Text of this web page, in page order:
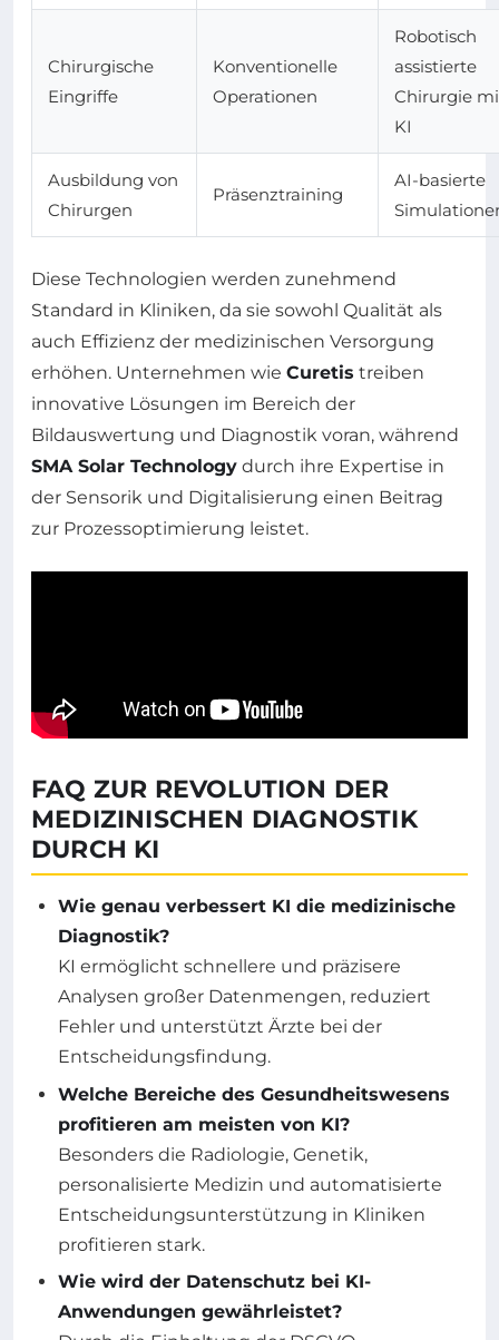
Chirurgische
Eingriffe
Konventionelle
Operationen
Robotisch
assistierte
Chirurgie
KI
Ausbildung von
Chirurgen
Präsenztraining
AI-basierte
Diese Technologien werden zunehmend
Standard in Kliniken, da sie sowohl Qualität als
auch Effizienz der medizinischen Versorgung
erhöhen. Unternehmen wie Curetis treiben
innovative Lösungen im Bereich der
Bildauswertung und Diagnostik voran, während
SMA Solar Technology durch ihre Expertise in
der Sensorik und Digitalisierung einen Beitrag
zur Prozessoptimierung leistet.
FAQ ZUR REVOLUTION DER
MEDIZINISCHEN DIAGNOSTIK
DURCH KI
Wie genau verbessert KI die medizinische
Diagnostik?
KI ermöglicht schnellere und präzisere
Analysen großer Datenmengen, reduziert
Fehler und unterstützt Ärzte bei der
Entscheidungsfindung.
Welche Bereiche des Gesundheitswesens
profitieren am meisten von KI?
Besonders die Radiologie, Genetik,
personalisierte Medizin und automatisierte
Entscheidungsunterstützung in Kliniken
profitieren stark.
Wie wird der Datenschutz bei KI-
Anwendungen gewährleistet?